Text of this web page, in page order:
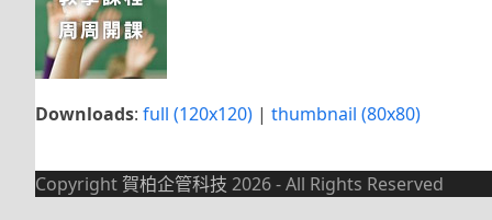
Downloads: full (120x120) | thumbnail (80x80)
Copyright賀柏企管科技 2026 - All Rights Reserved